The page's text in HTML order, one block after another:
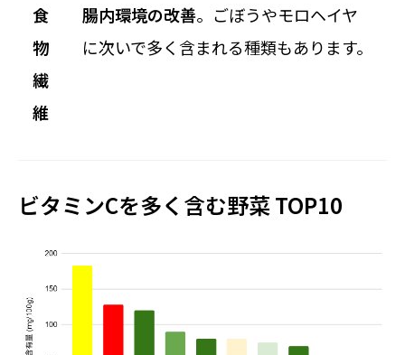
食
物
繊
維
腸内環境の改善。ごぼうやモロヘイヤ
に次いで多く含まれる種類もあります。
ビタミンCを多く含む野菜 TOP10